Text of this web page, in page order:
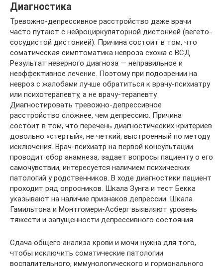
Диагностика
Тревожно-депрессивное расстройство даже врачи
часто путают с нейроциркуляторной дистонией (вегето-
сосудистой дистонией). Причина состоит в том, что
соматическая симптоматика невроза схожа с ВСД.
Результат неверного диагноза — неправильное и
неэффективное лечение. Поэтому при подозрении на
невроз с жалобами лучше обратиться к врачу-психиатру
или психотерапевту, а не врачу-терапевту.
Диагностировать тревожно-депрессивное
расстройство сложнее, чем депрессию. Причина
состоит в том, что перечень диагностических критериев
довольно «стертый», не четкий, выстроенный по методу
исключения. Врач-психиатр на первой консультации
проводит сбор анамнеза, задает вопросы пациенту о его
самочувствии, интересуется наличием психических
патологий у родственников. В ходе диагностики пациент
проходит ряд опросников. Шкала Зунга и тест Бекка
указывают на наличие признаков депрессии. Шкала
Гамильтона и Монтгомери-Асберг выявляют уровень
тяжести и запущенности депрессивного состояния.
Сдача общего анализа крови и мочи нужна для того,
чтобы исключить соматические патологии
воспалительного, иммунологического и гормонального